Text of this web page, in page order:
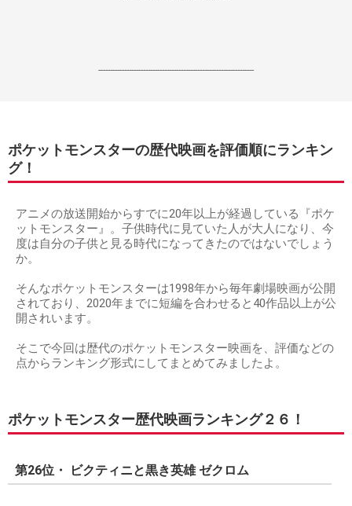
------------------------------------------------------------------
ポケットモンスターの歴代映画を評価順にランキン
グ！
アニメの放送開始からすでに20年以上が経過している『ポケ
ットモンスター』。子供時代に見ていた人が大人になり、今
度は自分の子供と見る時代になってきたのではないでしょう
か。
そんなポケットモンスターは1998年から毎年劇場映画が公開
されており、2020年までに短編を合わせると40作品以上が公
開されいます。
そこで今回は歴代のポケットモンスター映画を、評価などの
点からランキング形式にしてまとめてみましたよ。
ポケットモンスター歴代映画ランキング２６！
第26位・ ビクティニと黒き英雄 ゼクロム